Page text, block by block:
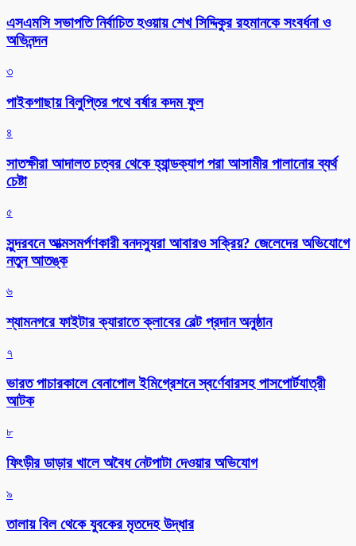
এসএমসি সভাপতি নির্বাচিত হওয়ায় শেখ সিদ্দিকুর রহমানকে সংবর্ধনা ও
অভিনন্দন
৩
পাইকগাছায় বিলুপ্তির পথে বর্ষার কদম ফুল
৪
সাতক্ষীরা আদালত চত্বর থেকে হ্যান্ডক্যাপ পরা আসামীর পালানোর ব্যর্থ
চেষ্টা
৫
সুন্দরবনে আত্মসমর্পণকারী বনদস্যুরা আবারও সক্রিয়? জেলেদের অভিযোগে
নতুন আতঙ্ক
৬
শ্যামনগরে ফাইটার ক্যারাতে ক্লাবের বেল্ট প্রদান অনুষ্ঠান
৭
ভারত পাচারকালে বেনাপোল ইমিগ্রেশনে স্বর্ণেবারসহ পাসপোর্টযাত্রী
আটক
৮
ফিংড়ীর ডাড়ার খালে অবৈধ নেটপাটা দেওয়ার অভিযোগ
৯
তালায় বিল থেকে যুবকের মৃতদেহ উদ্ধার